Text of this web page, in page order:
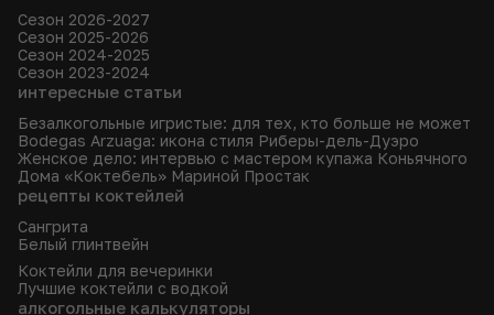
Сезон 2026-2027
Сезон 2025-2026
Сезон 2024-2025
Сезон 2023-2024
интересные статьи
Безалкогольные игристые: для тех, кто больше не может
Bodegas Arzuaga: икона стиля Риберы-дель-Дуэро
Женское дело: интервью с мастером купажа Коньячного
Дома «Коктебель» Мариной Простак
рецепты коктейлей
Сангрита
Белый глинтвейн
Коктейли для вечеринки
Лучшие коктейли с водкой
алкогольные калькуляторы